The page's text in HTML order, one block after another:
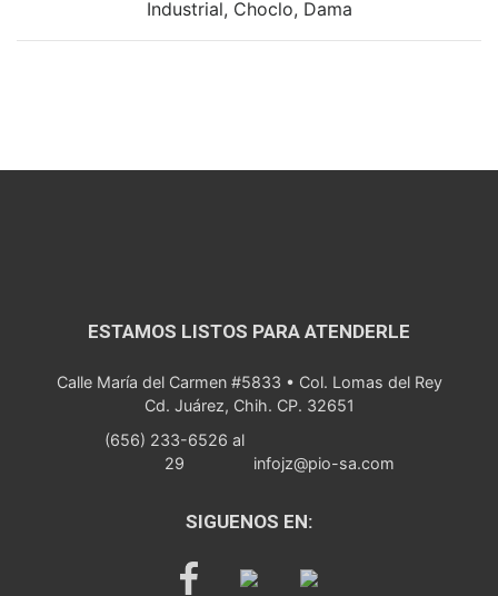
Industrial, Choclo, Dama
ESTAMOS LISTOS PARA ATENDERLE
Calle María del Carmen #5833 • Col. Lomas del Rey
Cd. Juárez, Chih. CP. 32651
(656) 233-6526 al
29
infojz@pio-sa.com
SIGUENOS EN: